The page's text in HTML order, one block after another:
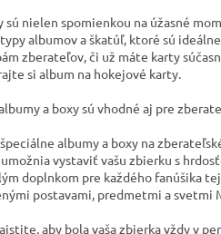
sú nielen spomienkou na úžasné
albumov a škatúľ, ktoré sú
zberateľov, či už máte karty
si album na hokejové karty.
a boxy sú vhodné aj pre
albumy a boxy na
vystaviť vašu zbierku s
doplnkom pre každého fanúšika
postavami, predmetmi a svetmi
aby bola vaša zbierka vždy v